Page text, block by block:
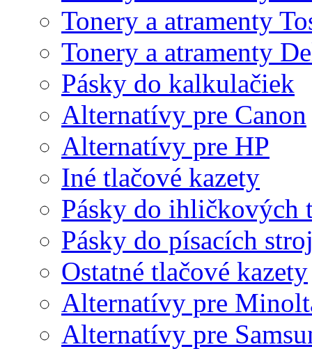
Tonery a atramenty
Tonery a atramenty
Pásky do kalkulačiek
Alternatívy pre Canon
Alternatívy pre HP
Iné tlačové kazety
Pásky do ihličkových
Pásky do písacích
Ostatné tlačové kazety
Alternatívy pre
Alternatívy pre